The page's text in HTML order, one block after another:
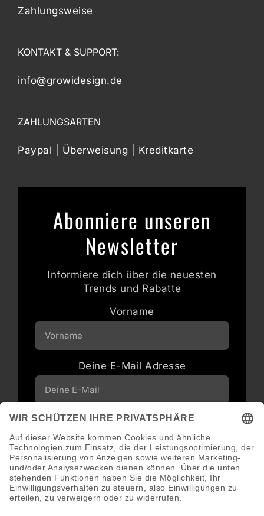
Zahlungsweise
KONTAKT & SUPPORT:
info@growidesign.de
ZAHLUNGSARTEN
Paypal | Überweisung | Kreditkarte
Abonniere unseren
Newsletter
Informiere dich über die neuesten
Trends und Rabatte
Vorname
Deine E-Mail Adresse
Neuigkeiten und Angebote via E-Mail
erhalten
Abonnieren
Abmeldung jederzeit möglich.